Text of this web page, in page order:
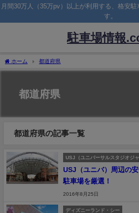
月間30万人（35万pv）以上が利用する、格安
す。
駐車場情報
ホーム 都道府県
都道府県
都道府県の記事一覧
USJ（ユニバーサルスタジオジャ
USJ（ユニバ）周辺の
駐車場を厳選！
2016年8月25日
ディズニーランド・シー